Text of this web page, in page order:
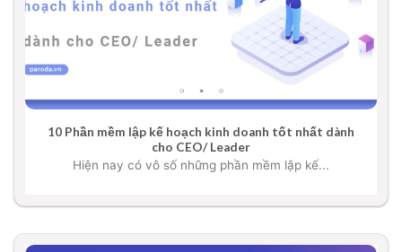
10 Phần mềm lập kế hoạch kinh doanh tốt nhất dành
cho CEO/ Leader
Hiện nay có vô số những phần mềm lập kế...